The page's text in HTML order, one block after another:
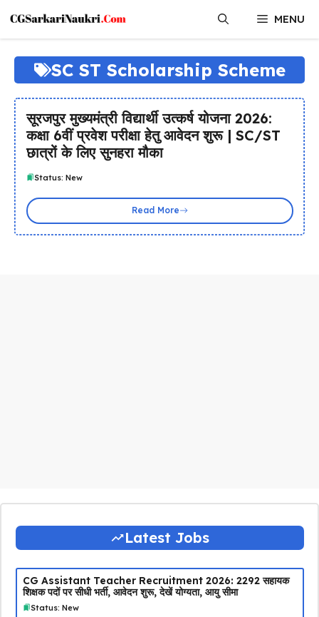
content
MENU
SC ST Scholarship Scheme
सूरजपुर मुख्यमंत्री विद्यार्थी उत्कर्ष योजना 2026:
कक्षा 6वीं प्रवेश परीक्षा हेतु आवेदन शुरू | SC/ST
छात्रों के लिए सुनहरा मौका
Status: New
Read More
Latest Jobs
CG Assistant Teacher Recruitment 2026: 2292 सहायक
शिक्षक पदों पर सीधी भर्ती, आवेदन शुरू, देखें योग्यता, आयु सीमा
Status: New